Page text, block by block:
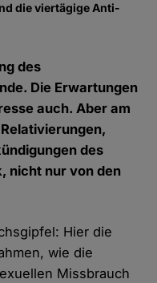
die viertägige Anti-
des
Die Erwartungen
auch. Aber am
des
nicht nur von den
Hier die
wie die
Missbrauch